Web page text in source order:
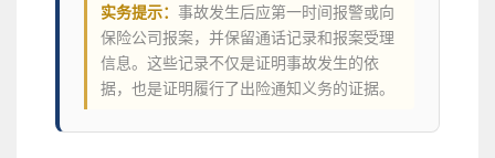
实务提示： 事故发生后应第一时间报警或向
保险公司报案，并保留通话记录和报案受理
信息。这些记录不仅是证明事故发生的依
据，也是证明履行了出险通知义务的证据。